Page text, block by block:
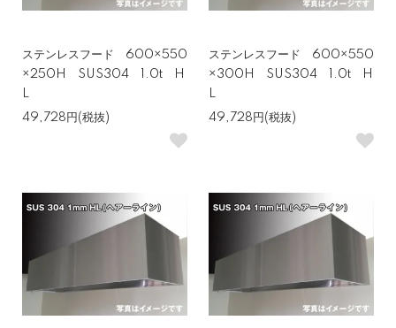
ステンレスフード 600×550
×250H SUS304 1.0t H
L
49,728円(税抜)
ステンレスフード 600×550
×300H SUS304 1.0t H
L
49,728円(税抜)